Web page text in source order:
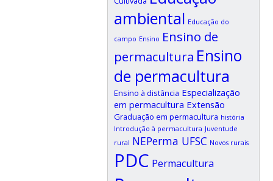
ambiental Educação do
campo Ensino Ensino de
permacultura Ensino
de permacultura
Ensino à distância Especialização
em permacultura Extensão
Graduação em permacultura história
Introdução à permacultura Juventude
rural NEPerma UFSC Novos rurais
PDC Permacultura